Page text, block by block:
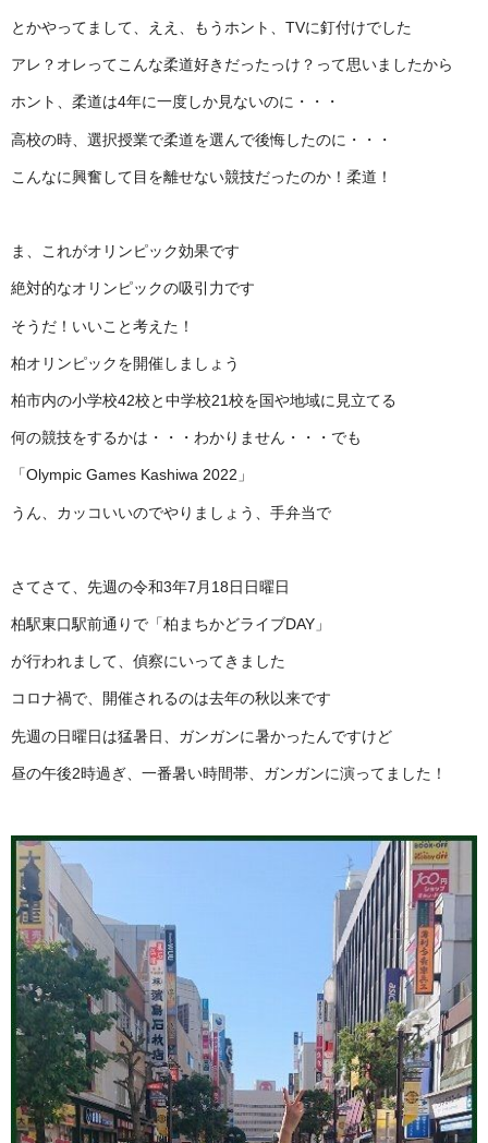
とかやってまして、ええ、もうホント、TVに釘付けでした
アレ？オレってこんな柔道好きだったっけ？って思いましたから
ホント、柔道は4年に一度しか見ないのに・・・
高校の時、選択授業で柔道を選んで後悔したのに・・・
こんなに興奮して目を離せない競技だったのか！柔道！
ま、これがオリンピック効果です
絶対的なオリンピックの吸引力です
そうだ！いいこと考えた！
柏オリンピックを開催しましょう
柏市内の小学校42校と中学校21校を国や地域に見立てる
何の競技をするかは・・・わかりません・・・でも
「Olympic Games Kashiwa 2022」
うん、カッコいいのでやりましょう、手弁当で
さてさて、先週の令和3年7月18日日曜日
柏駅東口駅前通りで「柏まちかどライブDAY」
が行われまして、偵察にいってきました
コロナ禍で、開催されるのは去年の秋以来です
先週の日曜日は猛暑日、ガンガンに暑かったんですけど
昼の午後2時過ぎ、一番暑い時間帯、ガンガンに演ってました！